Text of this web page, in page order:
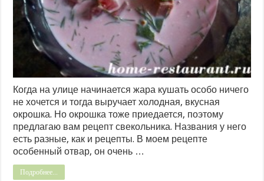
Когда на улице начинается жара кушать особо ничего
не хочется и тогда выручает холодная, вкусная
окрошка. Но окрошка тоже приедается, поэтому
предлагаю вам рецепт свекольника. Названия у него
есть разные, как и рецепты. В моем рецепте
особенный отвар, он очень …
Подробнее...